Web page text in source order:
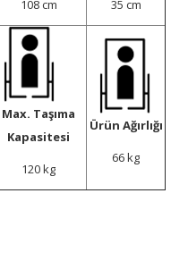
108 cm 35 cm
Max. Taşıma
Kapasitesi
120 kg
Ürün Ağırlığı
66 kg